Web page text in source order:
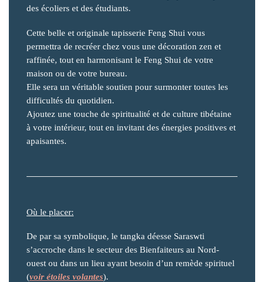
des écoliers et des étudiants.
Cette belle et originale tapisserie Feng Shui vous
permettra de recréer chez vous une décoration zen et
raffinée, tout en harmonisant le Feng Shui de votre
maison ou de votre bureau.
Elle sera un véritable soutien pour surmonter toutes les
difficultés du quotidien.
Ajoutez une touche de spiritualité et de culture tibétaine
à votre intérieur, tout en invitant des énergies positives et
apaisantes.
Où le placer:
De par sa symbolique, le tangka déesse Saraswti
s’accroche dans le secteur des Bienfaiteurs au Nord-
ouest ou dans un lieu ayant besoin d’un remède spirituel
(voir étoiles volantes).